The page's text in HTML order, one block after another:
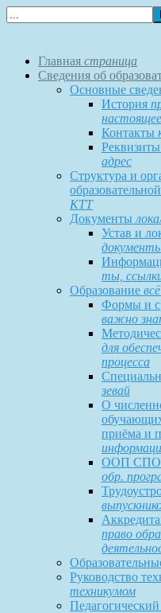
Главная страница
Сведения об
Основные
История
настоящее
Контакты
Реквизиты
адрес
Структура и
КТТ
Документы
Устав и
ты,
Образование
Формы и
важно
для
процесса
зевай
О
приёма и
ООП СПО
обр.
право
Руководство
техникумом